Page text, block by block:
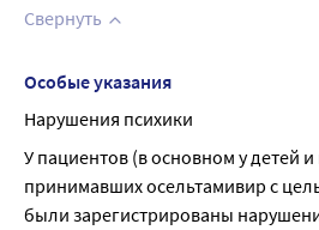
Свернуть
Особые указания
Нарушения психики
У пациентов (в основном у детей
принимавших осельтамивир с
были зарегистрированы